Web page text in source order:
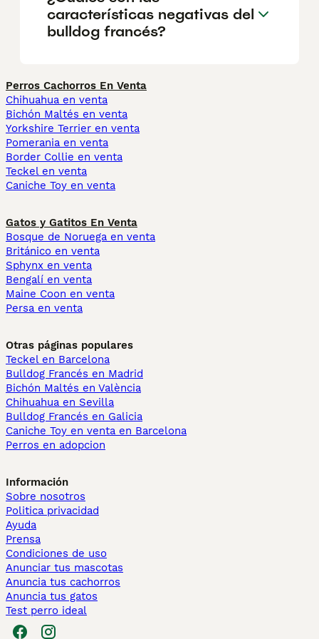
características negativas del
bulldog francés?
Perros Cachorros En Venta
Chihuahua en venta
Bichón Maltés en venta
Yorkshire Terrier en venta
Pomerania en venta
Border Collie en venta
Teckel en venta
Caniche Toy en venta
Gatos y Gatitos En Venta
Bosque de Noruega en venta
Británico en venta
Sphynx en venta
Bengalí en venta
Maine Coon en venta
Persa en venta
Otras páginas populares
Teckel en Barcelona
Bulldog Francés en Madrid
Bichón Maltés en València
Chihuahua en Sevilla
Bulldog Francés en Galicia
Caniche Toy en venta en Barcelona
Perros en adopcion
Información
Sobre nosotros
Politica privacidad
Ayuda
Prensa
Condiciones de uso
Anunciar tus mascotas
Anuncia tus cachorros
Anuncia tus gatos
Test perro ideal